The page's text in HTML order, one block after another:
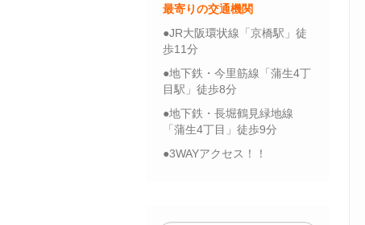
最寄りの交通機関
●JR大阪環状線「京橋駅」徒
歩11分
●地下鉄・今里筋線「蒲生4丁
目駅」徒歩8分
●地下鉄・長堀鶴見緑地線
「蒲生4丁目」徒歩9分
●3WAYアクセス！！